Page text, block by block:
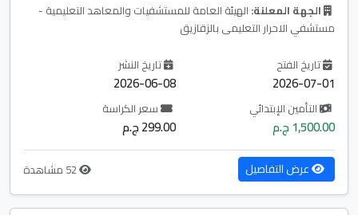
الجهة المعلنة: الهيئة العامة للمستشفيات والمعاهد التعليمية -
مستشفي الاحرار التعليمى بالزقازيق
تاريخ الفتح
2026-07-01
تاريخ النشر
2026-06-08
التأمين الإبتدائي
1,500.00 ج.م
سعر الكراسة
299.00 ج.م
عرض التفاصيل